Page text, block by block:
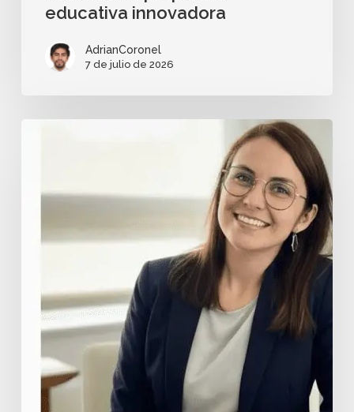
educativa innovadora
AdrianCoronel
7 de julio de 2026